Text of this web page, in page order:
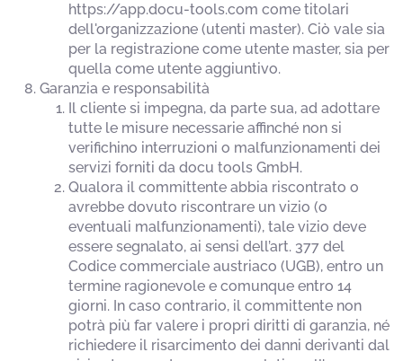
https://app.docu-tools.com come titolari
dell'organizzazione (utenti master). Ciò vale sia
per la registrazione come utente master, sia per
quella come utente aggiuntivo.
Garanzia e responsabilità
Il cliente si impegna, da parte sua, ad adottare
tutte le misure necessarie affinché non si
verifichino interruzioni o malfunzionamenti dei
servizi forniti da docu tools GmbH.
Qualora il committente abbia riscontrato o
avrebbe dovuto riscontrare un vizio (o
eventuali malfunzionamenti), tale vizio deve
essere segnalato, ai sensi dell’art. 377 del
Codice commerciale austriaco (UGB), entro un
termine ragionevole e comunque entro 14
giorni. In caso contrario, il committente non
potrà più far valere i propri diritti di garanzia, né
richiedere il risarcimento dei danni derivanti dal